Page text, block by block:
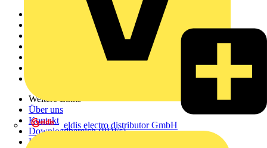
eldis electro distributor GmbH
Weitere Links
Über uns
Kontakt
Downloadbereich (PDFs)
Häufig gestellte Fragen